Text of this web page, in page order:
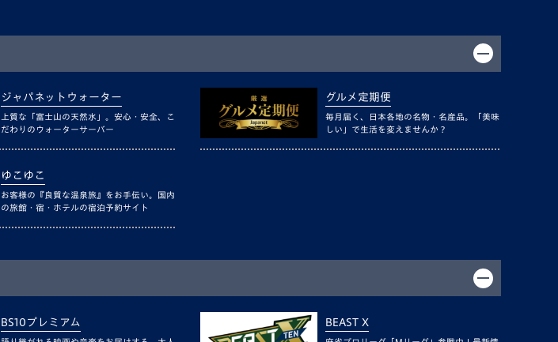
ジャパネットウォーター
上質な「富士山の天然水」。安心・安全、こ
だわりのウォーターサーバー
グルメ定期便
毎月届く、日本各地の名物・名産品。「美味
しい」で生活を変えませんか？
ゆこゆこ
お客様の『良質な温泉旅』をお手伝い。国内
の旅館・宿・ホテルの宿泊予約サイト
BS10プレミアム BEAST X